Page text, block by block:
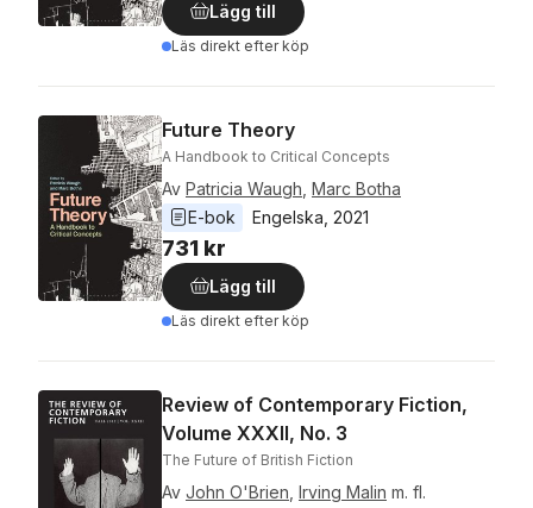
Lägg till
Läs direkt efter köp
Future Theory
A Handbook to Critical Concepts
Av Patricia Waugh Marc Botha
E-bok
Engelska 2021
731 kr
Lägg till
Läs direkt efter köp
Review of Contemporary Fiction,
Volume XXXII, No. 3
The Future of British Fiction
Av John O'Brien Irving Malin m. fl.